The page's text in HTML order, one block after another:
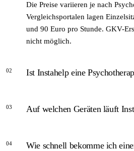
Die Preise variieren je nach
Vergleichsportalen lagen
und 90 Euro pro Stunde. GKV-
nicht möglich.
02 Ist Instahelp eine
Nein. Instahelp bietet
oder eine psychiatrische Fachkraft
03 Auf welchen Geräten läuft
Instahelp ist browserbasiert und
04
Wie schnell bekomme ich